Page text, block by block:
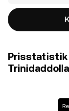
Prisstatistik